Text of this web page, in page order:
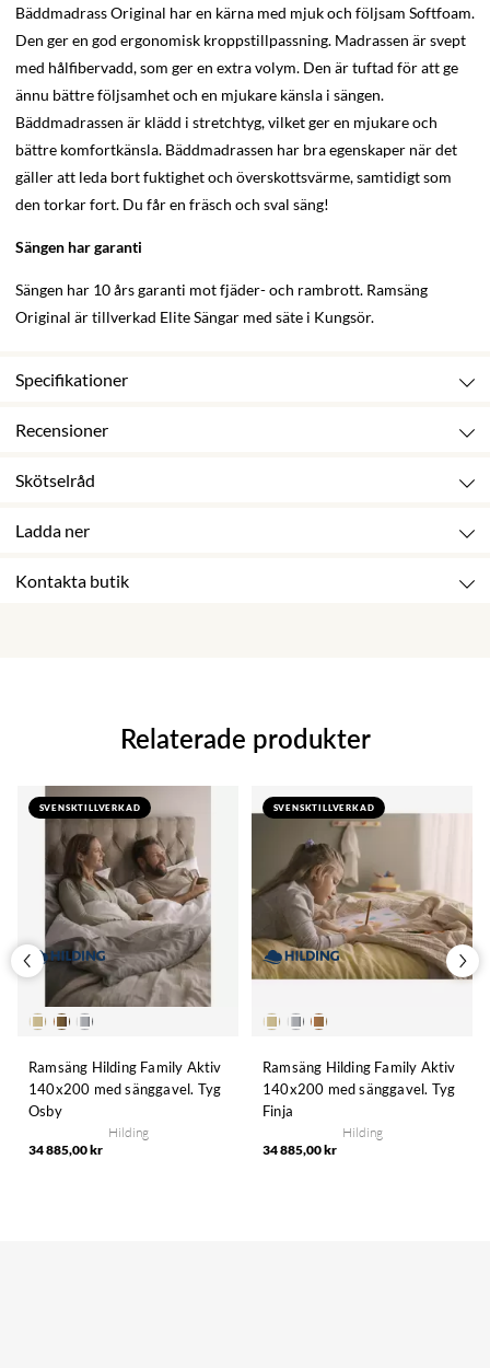
Bäddmadrass Original har en kärna med mjuk och följsam Softfoam.
Den ger en god ergonomisk kroppstillpassning. Madrassen är svept
med hålfibervadd, som ger en extra volym. Den är tuftad för att ge
ännu bättre följsamhet och en mjukare känsla i sängen.
Bäddmadrassen är klädd i stretchtyg, vilket ger en mjukare och
bättre komfortkänsla. Bäddmadrassen har bra egenskaper när det
gäller att leda bort fuktighet och överskottsvärme, samtidigt som
den torkar fort. Du får en fräsch och sval säng!
Sängen har garanti
Sängen har 10 års garanti mot fjäder- och rambrott. Ramsäng
Original är tillverkad Elite Sängar med säte i Kungsör.
Specifikationer
Recensioner
Skötselråd
Ladda ner
Kontakta butik
Relaterade produkter
SVENSKTILLVERKAD
Ramsäng Hilding Family Aktiv
140x200 med sänggavel. Tyg
Osby
Hilding
34 885,00 kr
SVENSKTILLVERKAD
Ramsäng Hilding Family Aktiv
140x200 med sänggavel. Tyg
Finja
Hilding
34 885,00 kr